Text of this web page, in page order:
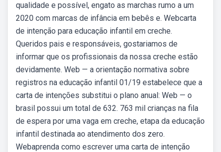
qualidade e possível, engato as marchas rumo a um
2020 com marcas de infância em bebês e. Webcarta
de intenção para educação infantil em creche.
Queridos pais e responsáveis, gostariamos de
informar que os profissionais da nossa creche estão
devidamente. Web — a orientação normativa sobre
registros na educação infantil 01/19 estabelece que a
carta de intenções substitui o plano anual: Web — o
brasil possui um total de 632. 763 mil crianças na fila
de espera por uma vaga em creche, etapa da educação
infantil destinada ao atendimento dos zero.
Webaprenda como escrever uma carta de intenção